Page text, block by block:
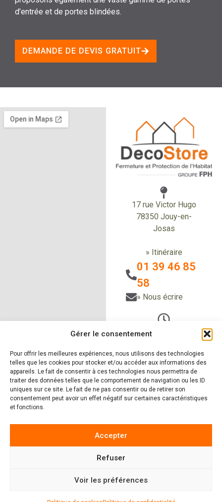
Gérer le consentement
Pour offrir les meilleures expériences, nous utilisons des technologies
telles que les cookies pour stocker et/ou accéder aux informations des
appareils. Le fait de consentir à ces technologies nous permettra de
traiter des données telles que le comportement de navigation ou les ID
uniques sur ce site. Le fait de ne pas consentir ou de retirer son
consentement peut avoir un effet négatif sur certaines caractéristiques
et fonctions.
Accepter
Refuser
Voir les préférences
d’entrée et de portes blindées.
DEMANDE DE DEVIS GRATUIT
17 rue Victor Hugo
78350 Jouy-en-
Josas
» Itinéraire
01 39 46 85
58
» Nous écrire
Du Lundi au vendredi
et de 14h à 18h
Le samedi sur RDV
réalisations
» Zones
d'intervention
Actualités
|POLITIQUE DE CONFIDENTIALITÉ